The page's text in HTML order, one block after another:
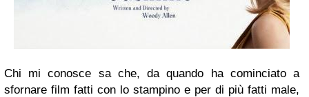
Chi mi conosce sa che, da quando ha cominciato a
sfornare film fatti con lo stampino e per di più fatti male,